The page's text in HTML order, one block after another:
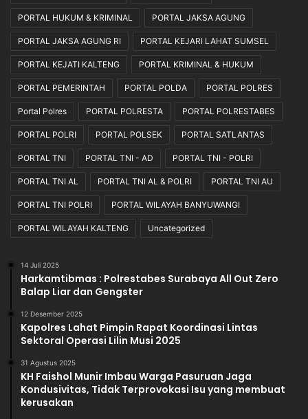
PORTAL HUKUM & KRIMINAL PORTAL JAKSA AGUNG
PORTAL JAKSA AGUNG RI PORTAL KEJARI LAHAT SUMSEL
PORTAL KEJATI KALTENG PORTAL KRIMINAL & HUKUM
PORTAL PEMERINTAH PORTAL POLDA PORTAL POLRES
Portal Polres PORTAL POLRESTA PORTAL POLRESTABES
PORTAL POLRI PORTAL POLSEK PORTAL SATLANTAS
PORTAL TNI PORTAL TNI - AD PORTAL TNI - POLRI
PORTAL TNI AL PORTAL TNI AL & POLRI PORTAL TNI AU
PORTAL TNI POLRI PORTAL WILAYAH BANYUWANGI
PORTAL WILAYAH KALTENG Uncategorized
14 Juli 2025
Harkamtibmas : Polrestabes Surabaya All Out Zero
Balap Liar dan Gengster
12 Desember 2025
Kapolres Lahat Pimpin Rapat Koordinasi Lintas
Sektoral Operasi Lilin Musi 2025
31 Agustus 2025
KH Faishol Munir Imbau Warga Pasuruan Jaga
Kondusivitas, Tidak Terprovokasi Isu yang membuat
kerusakan